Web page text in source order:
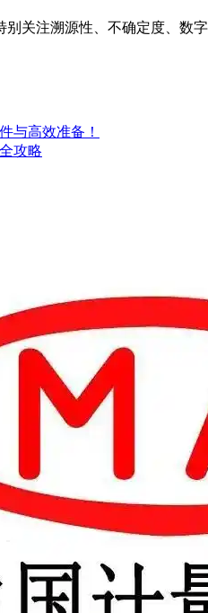
别关注溯源性、不确定度、
与高效准备！
攻略